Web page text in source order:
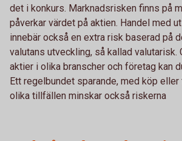
det i konkurs. Marknadsrisken finns på
påverkar värdet på aktien. Handel med
innebär också en extra risk baserad på
valutans utveckling, så kallad valutarisk.
aktier i olika branscher och företag kan
Ett regelbundet sparande, med köp
olika tillfällen minskar också riskerna